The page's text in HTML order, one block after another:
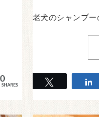
0
SHARES
老犬のシャンプ